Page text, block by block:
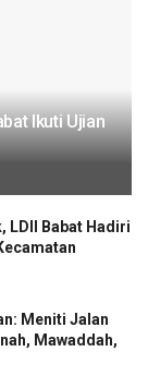
Ikuti Ujian
LDII Babat Hadiri
Meniti Jalan
Mawaddah,